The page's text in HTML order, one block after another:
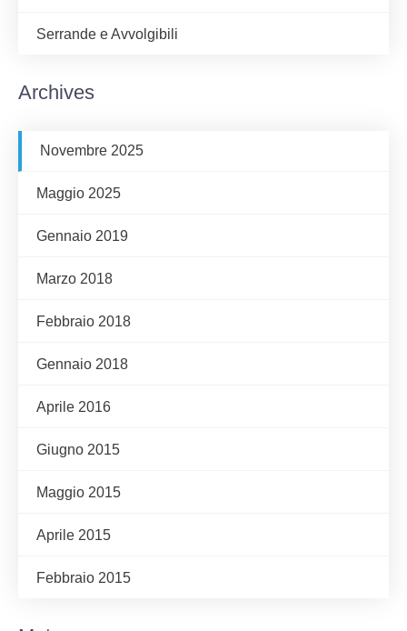
Serrande e Avvolgibili
Archives
Novembre 2025
Maggio 2025
Gennaio 2019
Marzo 2018
Febbraio 2018
Gennaio 2018
Aprile 2016
Giugno 2015
Maggio 2015
Aprile 2015
Febbraio 2015